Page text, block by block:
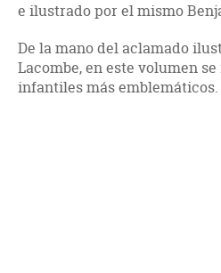
e ilustrado por el mismo
De la mano del aclamado
Lacombe, en este volumen
infantiles más emblemáticos.